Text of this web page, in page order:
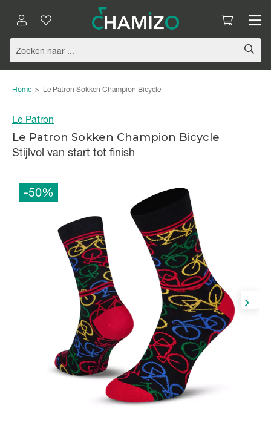
Home > Le Patron Sokken Champion Bicycle
Le Patron
Le Patron Sokken Champion Bicycle
Stijlvol van start tot finish
-50%